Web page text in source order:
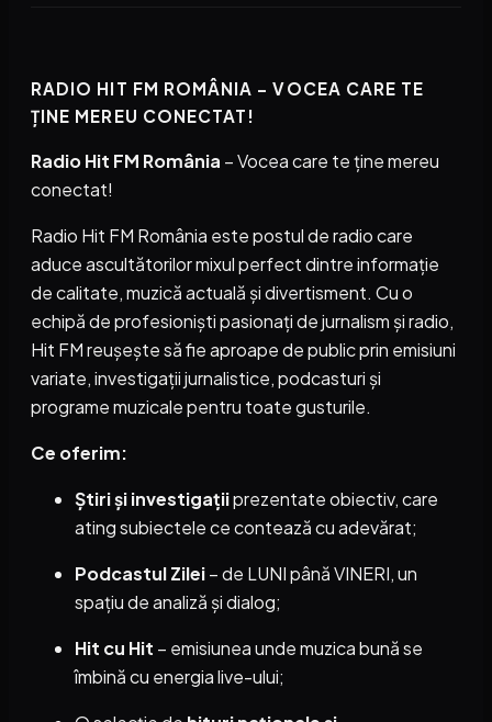
RADIO HIT FM ROMÂNIA – VOCEA CARE TE
ȚINE MEREU CONECTAT!
Radio Hit FM România – Vocea care te ține mereu
conectat!
Radio Hit FM România este postul de radio care
aduce ascultătorilor mixul perfect dintre informație
de calitate, muzică actuală și divertisment. Cu o
echipă de profesioniști pasionați de jurnalism și radio,
Hit FM reușește să fie aproape de public prin emisiuni
variate, investigații jurnalistice, podcasturi și
programe muzicale pentru toate gusturile.
Ce oferim:
Știri și investigațiiprezentate obiectiv, care
ating subiectele ce contează cu adevărat;
Podcastul Zilei– de LUNI până VINERI, un
spațiu de analiză și dialog;
Hit cu Hit – emisiunea unde muzica bună se
îmbină cu energia live-ului;